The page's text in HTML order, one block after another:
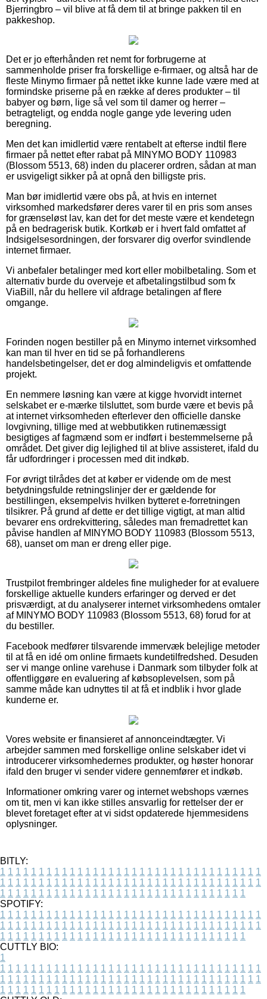
Bjerringbro – vil blive at få dem til at bringe pakken til en
pakkeshop.
Det er jo efterhånden ret nemt for forbrugerne at
sammenholde priser fra forskellige e-firmaer, og altså har de
fleste Minymo firmaer på nettet ikke kunne lade være med at
formindske priserne på en række af deres produkter – til
babyer og børn, lige så vel som til damer og herrer –
betragteligt, og endda nogle gange yde levering uden
beregning.
Men det kan imidlertid være rentabelt at efterse indtil flere
firmaer på nettet efter rabat på MINYMO BODY 110983
(Blossom 5513, 68) inden du placerer ordren, sådan at man
er usvigeligt sikker på at opnå den billigste pris.
Man bør imidlertid være obs på, at hvis en internet
virksomhed markedsfører deres varer til en pris som anses
for grænseløst lav, kan det for det meste være et kendetegn
på en bedragerisk butik. Kortkøb er i hvert fald omfattet af
Indsigelsesordningen, der forsvarer dig overfor svindlende
internet firmaer.
Vi anbefaler betalinger med kort eller mobilbetaling. Som et
alternativ burde du overveje et afbetalingstilbud som fx
ViaBill, når du hellere vil afdrage betalingen af flere
omgange.
Forinden nogen bestiller på en Minymo internet virksomhed
kan man til hver en tid se på forhandlerens
handelsbetingelser, det er dog almindeligvis et omfattende
projekt.
En nemmere løsning kan være at kigge hvorvidt internet
selskabet er e-mærke tilsluttet, som burde være et bevis på
at internet virksomheden efterlever den officielle danske
lovgivning, tillige med at webbutikken rutinemæssigt
besigtiges af fagmænd som er indført i bestemmelserne på
området. Det giver dig lejlighed til at blive assisteret, ifald du
får udfordringer i processen med dit indkøb.
For øvrigt tilrådes det at køber er vidende om de mest
betydningsfulde retningslinjer der er gældende for
bestillingen, eksempelvis hvilken bytteret e-forretningen
tilsikrer. På grund af dette er det tillige vigtigt, at man altid
bevarer ens ordrekvittering, således man fremadrettet kan
påvise handlen af MINYMO BODY 110983 (Blossom 5513,
68), uanset om man er dreng eller pige.
Trustpilot frembringer aldeles fine muligheder for at evaluere
forskellige aktuelle kunders erfaringer og derved er det
prisværdigt, at du analyserer internet virksomhedens omtaler
af MINYMO BODY 110983 (Blossom 5513, 68) forud for at
du bestiller.
Facebook medfører tilsvarende immervæk belejlige metoder
til at få en idé om online firmaets kundetilfredshed. Desuden
ser vi mange online varehuse i Danmark som tilbyder folk at
offentliggøre en evaluering af købsoplevelsen, som på
samme måde kan udnyttes til at få et indblik i hvor glade
kunderne er.
Vores website er finansieret af annonceindtægter. Vi
arbejder sammen med forskellige online selskaber idet vi
introducerer virksomhedernes produkter, og høster honorar
ifald den bruger vi sender videre gennemfører et indkøb.
Informationer omkring varer og internet webshops værnes
om tit, men vi kan ikke stilles ansvarlig for rettelser der er
blevet foretaget efter at vi sidst opdaterede hjemmesidens
oplysninger.
BITLY:
1 1 1 1 1 1 1 1 1 1 1 1 1 1 1 1 1 1 1 1 1 1 1 1 1 1 1 1 1 1 1 1 1 1
1 1 1 1 1 1 1 1 1 1 1 1 1 1 1 1 1 1 1 1 1 1 1 1 1 1 1 1 1 1 1 1 1 1
1 1 1 1 1 1 1 1 1 1 1 1 1 1 1 1 1 1 1 1 1 1 1 1 1 1 1 1 1 1 1 1
SPOTIFY:
1 1 1 1 1 1 1 1 1 1 1 1 1 1 1 1 1 1 1 1 1 1 1 1 1 1 1 1 1 1 1 1 1 1
1 1 1 1 1 1 1 1 1 1 1 1 1 1 1 1 1 1 1 1 1 1 1 1 1 1 1 1 1 1 1 1 1 1
1 1 1 1 1 1 1 1 1 1 1 1 1 1 1 1 1 1 1 1 1 1 1 1 1 1 1 1 1 1 1 1
CUTTLY BIO:
1
1 1 1 1 1 1 1 1 1 1 1 1 1 1 1 1 1 1 1 1 1 1 1 1 1 1 1 1 1 1 1 1 1 1
1 1 1 1 1 1 1 1 1 1 1 1 1 1 1 1 1 1 1 1 1 1 1 1 1 1 1 1 1 1 1 1 1 1
1 1 1 1 1 1 1 1 1 1 1 1 1 1 1 1 1 1 1 1 1 1 1 1 1 1 1 1 1 1 1 1